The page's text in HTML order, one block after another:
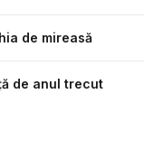
de mireasă
de anul trecut